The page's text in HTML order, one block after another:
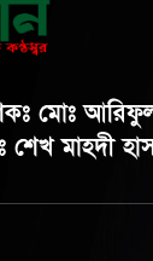
মোঃ
শেখ মাহদী